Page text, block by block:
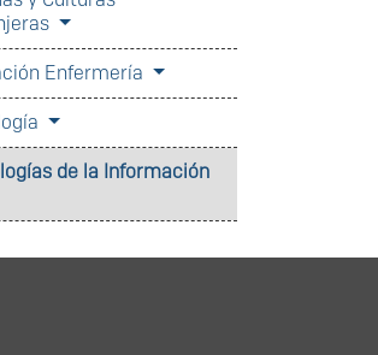
Enfermería
de la Información